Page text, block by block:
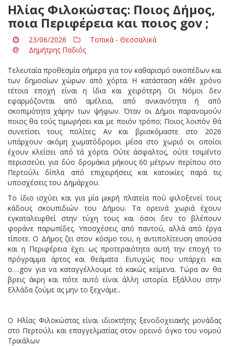
Ηλίας Φιλοκώστας: Ποιος Δήμος,
ποια Περιφέρεια και ποιος gov ;
23/06/2026
Τοπικά - Θεσσαλικά
Δημήτρης Παδιός
Τελευταία προθεσμία σήμερα για τον καθαρισμό οικοπέδων και
των δημοσίων χώρων από χόρτα. Η κατάσταση κάθε χρόνο
τέτοια εποχή είναι η ίδια και χειρότερη. Οι Νόμοι δεν
εφαρμόζονται από αμέλεια, από ανικανότητα ή από
σκοπιμότητα χάρην των ψήφων. Όταν οι Δήμοι παρανομούν
ποιος θα τούς τιμωρήσει και με ποιόν τρόπο; Ποιος λοιπόν θά
συνετίσει τους πολίτες; Αν και βρισκόμαστε στο 2026
υπάρχουν ακόμη χωματόδρομοι μέσα στο χωριό οι οποίοι
έχουν κλείσει από τά χόρτα. Ούτε άσφαλτος, ούτε τσιμέντο
περισσεύει για δύο δρομάκια μήκους 60 μέτρων περίπου στο
Περτούλι δίπλα από επιχειρήσεις και κατοικίες παρά τις
υποσχέσεις του Δημάρχου.
Το ίδιο ισχύει και για μία μικρή πλατεία πού φιλοξενεί τους
κάδους σκουπιδιών του Δήμου. Τα ορεινά χωριά έχουν
εγκαταλειφθεί στην τύχη τους και όσοι δεν το βλέπουν
φοράνε παρωπίδες. Υποσχέσεις από παντού, αλλά από έργα
τίποτε. Ο Δήμος ζει στον κόσμο του, η αντιπολίτευση απούσα
και η Περιφέρεια έχει ως προτεραιότητα αυτή την εποχή το
πρόγραμμα άρτος και θεάματα .Ευτυχώς που υπάρχει και
ο….gov για να καταγγέλλουμε τά κακώς κείμενα. Τώρα αν θα
βρεις άκρη και πότε αυτό είναι άλλη ιστορία. Εξάλλου στην
Ελλάδα ζούμε ας μην το ξεχνάμε..
Ο Ηλίας Φιλοκώστας είναι ιδιοκτήτης ξενοδοχειακής μονάδας
στο Περτούλι και επαγγελματίας στον ορεινό όγκο του νομού
Τρικάλων